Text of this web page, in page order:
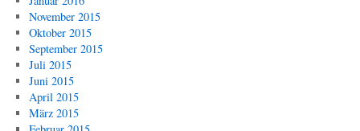
November 2015
Oktober 2015
September 2015
Juli 2015
Juni 2015
April 2015
März 2015